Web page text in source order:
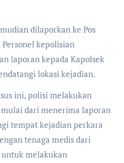
dilaporkan ke Pos
kepolisian
laporan kepada Kapolsek
lokasi kejadian.
ini, polisi melakukan
dari menerima laporan
tempat kejadian perkara
tenaga medis dari
untuk melakukan